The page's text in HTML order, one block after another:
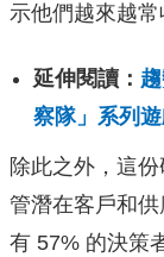
示他們越來越常
延伸閱讀：
察隊」系列
除此之外，這
管潛在客戶和
有 57% 的決策